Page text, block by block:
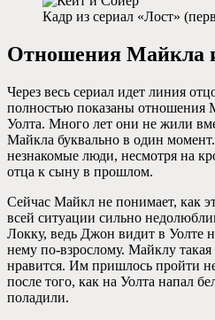
Кадр из сериал «Лост»
Отношения Майкла
Через весь сериал идет линия
полностью показаны отношения
Уолта. Много лет они не жили
Майкла буквально в один
незнакомые люди, несмотря на
отца к сыну в прошлом.
Сейчас Майкл не понимает, как
всей ситуации сильно
Локку, ведь Джон видит в Уолте
нему по-взрослому. Майклу такая
нравится. Им пришлось пройти
после того, как на Уолта напал
поладили.